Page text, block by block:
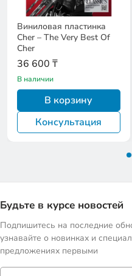
Виниловая пластинка
Cher – The Very Best Of
Cher
36 600 ₸
В наличии
В корзину
Консультация
Будьте в курсе новостей
Подпишитесь на последние
узнавайте о новинках и
предложениях первыми